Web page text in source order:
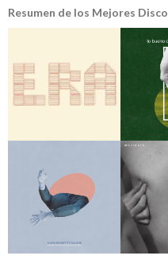
Resumen de los Mejores